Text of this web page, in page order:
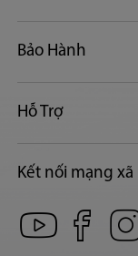
Bảo Hành
Hỗ Trợ
Kết nối mạng xã